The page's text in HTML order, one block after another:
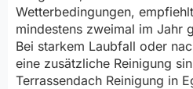
Wetterbedingungen,
mindestens zweimal im Jahr
Bei starkem Laubfall oder
eine zusätzliche Reinigung
Terrassendach Reinigung in